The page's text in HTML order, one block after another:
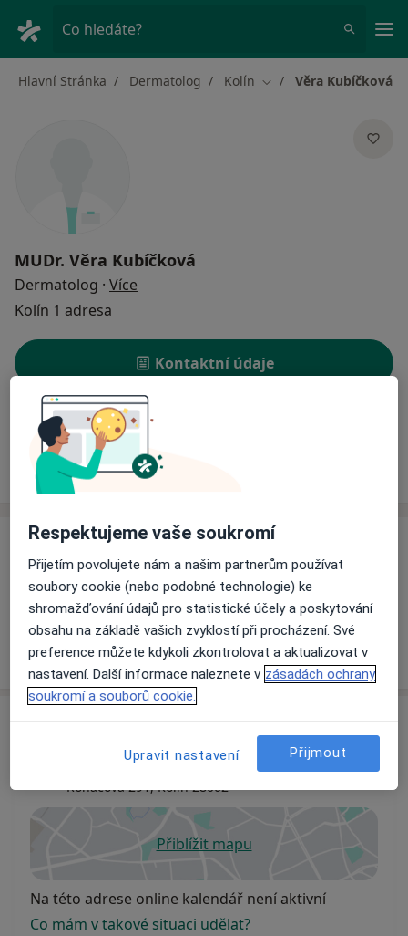
Co hledáte?
Hlavní Stránka Dermatolog Kolín Změna města
Věra Kubíčková
MUDr. Věra Kubíčková
Dermatolog · Více
Kolín 1 adresa
Kontaktní údaje
Rezervovat termín
Ceník Adresy
Ceník
Informace o službách a cenách nejsou k dispozici
Tento specialista ještě nepřidával žádné informace o
svých službách.
Kožní ambulance
Roháčova 291, Kolín28002
Přiblížit mapuse otevře v nové záložce
Dostupnost
Na této adrese online kalendář není aktivní
Co mám v takové situaci udělat?
Respektujeme vaše soukromí
Přijetím povolujete nám a našim partnerům používat
soubory cookie (nebo podobné technologie) ke
shromažďování údajů pro statistické účely a poskytování
obsahu na základě vašich zvyklostí při procházení. Své
preference můžete kdykoli zkontrolovat a aktualizovat v
nastavení. Další informace naleznete v zásadách ochrany
soukromí a souborů cookie.
Upravit nastavení Přijmout